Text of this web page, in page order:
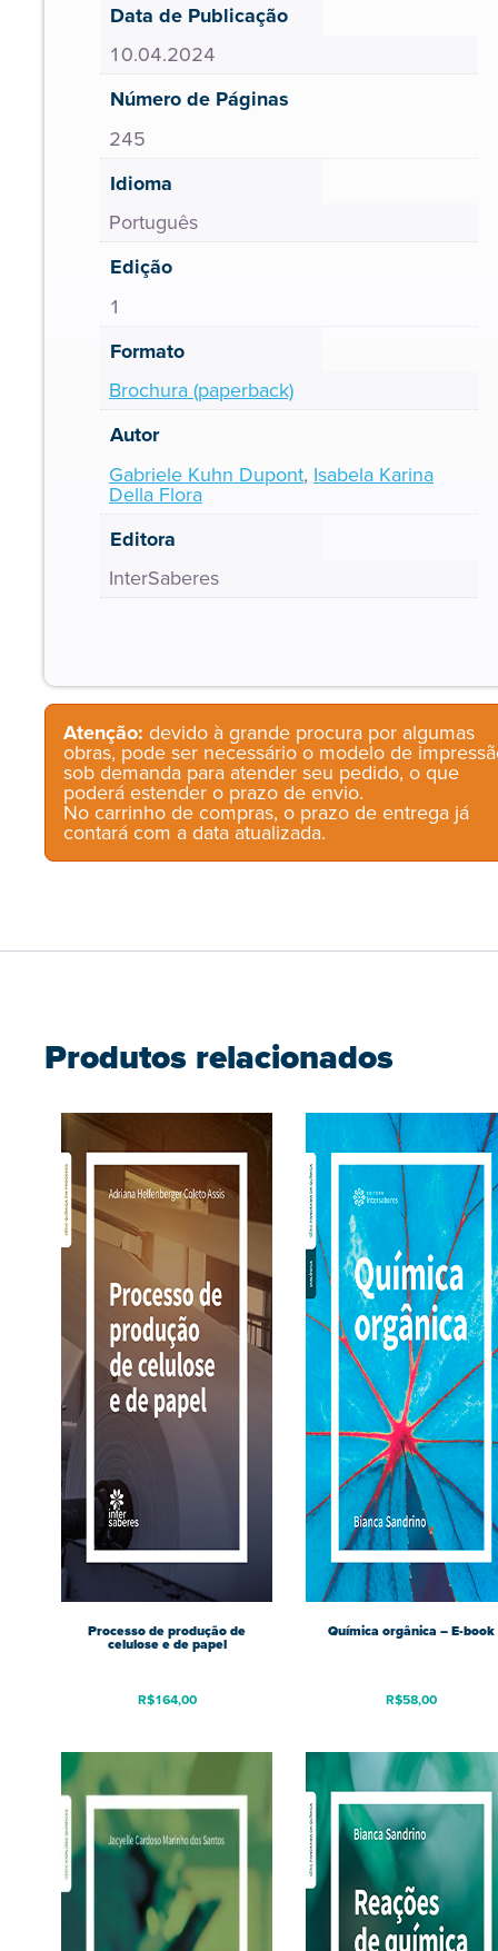
Data de Publicação
10.04.2024
Número de Páginas
245
Idioma
Português
Edição
1
Formato
Brochura (paperback)
Autor
Gabriele Kuhn Dupont, Isabela Karina
Della Flora
Editora
InterSaberes
Atenção: devido à grande procura por algumas
obras, pode ser necessário o modelo de
sob demanda para atender seu pedido, o que
poderá estender o prazo de envio.
No carrinho de compras, o prazo de entrega já
contará com a data atualizada.
Produtos relacionados
Processo de produção de
celulose e de papel
R$164,00
Química orgânica – E-book
R$58,00